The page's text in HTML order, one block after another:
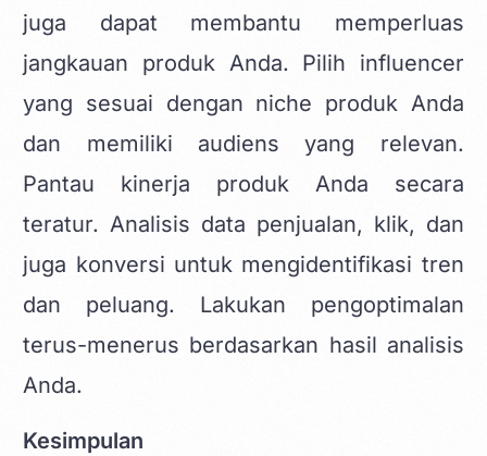
juga dapat membantu memperluas
jangkauan produk Anda. Pilih influencer
yang sesuai dengan niche produk Anda
dan memiliki audiens yang relevan.
Pantau kinerja produk Anda secara
teratur. Analisis data penjualan, klik, dan
juga konversi untuk mengidentifikasi tren
dan peluang. Lakukan pengoptimalan
terus-menerus berdasarkan hasil analisis
Anda.
Kesimpulan